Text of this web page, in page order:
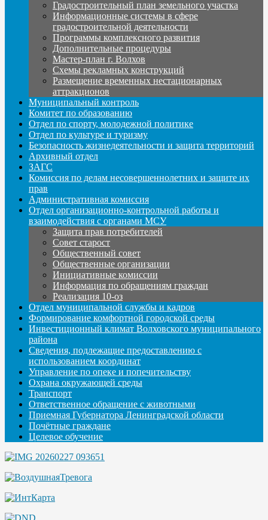
Градостроительный план земельного участка
Информационные системы в сфере
градостроительной деятельности
Программы комплексного развития
Дополнительные процедуры
Мастер-план г. Волхов
Схемы рекламных конструкций
Размещение временных нестационарных
аттракционов
Муниципальный контроль
Комитет по образованию
Отдел по спорту, молодежной политике
Отдел по культуре и туризму
Безопасность жизнедеятельности и защита территорий
Архивный отдел
ЗАГС
Комиссия по делам несовершеннолетних и защите их
прав
Административная комиссия
Отдел организационно-контрольной работы и
взаимодействия с органами МСУ
Защита прав потребителей
Совет старост
Общественный совет
Общественные организации
Инициативные комиссии
Информация по обращениям граждан
Реализация 10-оз
Отдел муниципальной службы и кадров
Формирование комфортной городской среды
Инвестиционный климат Волховского муниципального
района
Сведения, подлежащие предоставлению с
использованием координат
Управление по опеке и попечительству
Охрана окружающей среды
Транспорт
Ответственное обращение с животными
Приемная Губернатора Ленинградской области
Почётные граждане
Целевое обучение